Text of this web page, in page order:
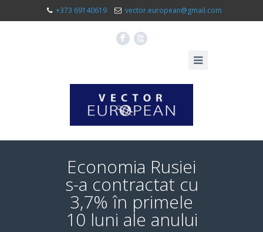
+373 69140619 vector.european@gmail.com
F X
Economia Rusiei
s-a contractat cu
3,7% în primele
10 luni ale anului